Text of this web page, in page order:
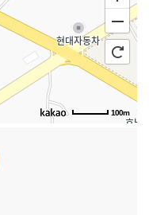
100m